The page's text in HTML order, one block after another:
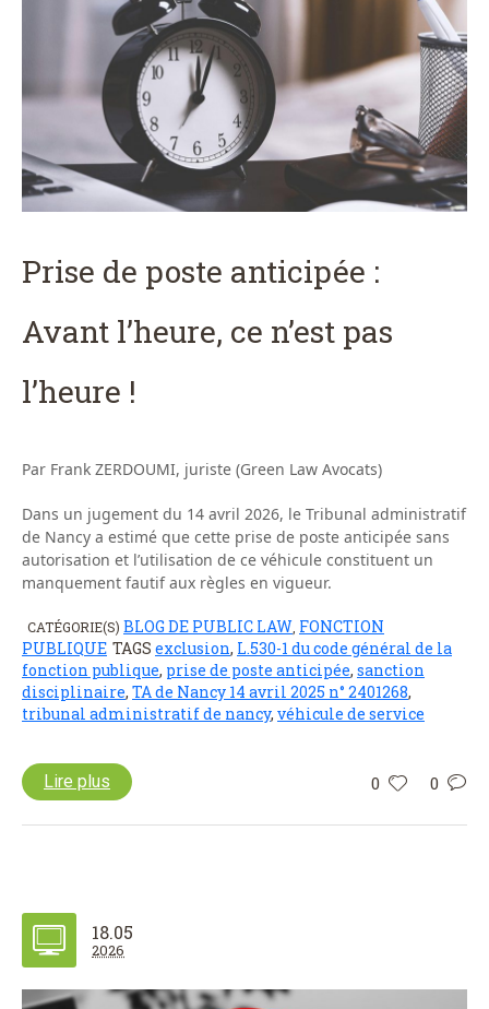
Prise de poste anticipée :
Avant l’heure, ce n’est pas
l’heure !
Par Frank ZERDOUMI, juriste (Green Law Avocats)
Dans un jugement du 14 avril 2026, le Tribunal administratif
de Nancy a estimé que cette prise de poste anticipée sans
autorisation et l’utilisation de ce véhicule constituent un
manquement fautif aux règles en vigueur.
CATÉGORIE(S) BLOG DE PUBLIC LAW FONCTION
PUBLIQUE TAGS exclusion, L.530-1 du code général de la
fonction publique, prise de poste anticipée, sanction
disciplinaire, TA de Nancy 14 avril 2025 n° 2401268,
tribunal administratif de nancy, véhicule de service
0 0
Lire plus
18.05
2026